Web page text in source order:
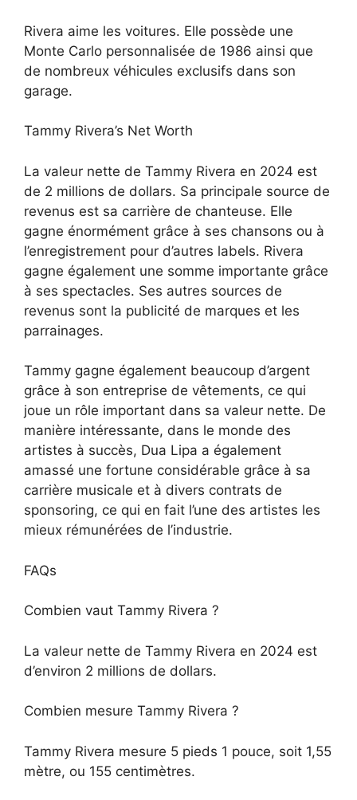
Rivera aime les voitures. Elle possède une
Monte Carlo personnalisée de 1986 ainsi que
de nombreux véhicules exclusifs dans son
garage.
Tammy Rivera’s Net Worth
La valeur nette de Tammy Rivera en 2024 est
de 2 millions de dollars. Sa principale source de
revenus est sa carrière de chanteuse. Elle
gagne énormément grâce à ses chansons ou à
l’enregistrement pour d’autres labels. Rivera
gagne également une somme importante grâce
à ses spectacles. Ses autres sources de
revenus sont la publicité de marques et les
parrainages.
Tammy gagne également beaucoup d’argent
grâce à son entreprise de vêtements, ce qui
joue un rôle important dans sa valeur nette. De
manière intéressante, dans le monde des
artistes à succès, Dua Lipa a également
amassé une fortune considérable grâce à sa
carrière musicale et à divers contrats de
sponsoring, ce qui en fait l’une des artistes les
mieux rémunérées de l’industrie.
FAQs
Combien vaut Tammy Rivera ?
La valeur nette de Tammy Rivera en 2024 est
d’environ 2 millions de dollars.
Combien mesure Tammy Rivera ?
Tammy Rivera mesure 5 pieds 1 pouce, soit 1,55
mètre, ou 155 centimètres.